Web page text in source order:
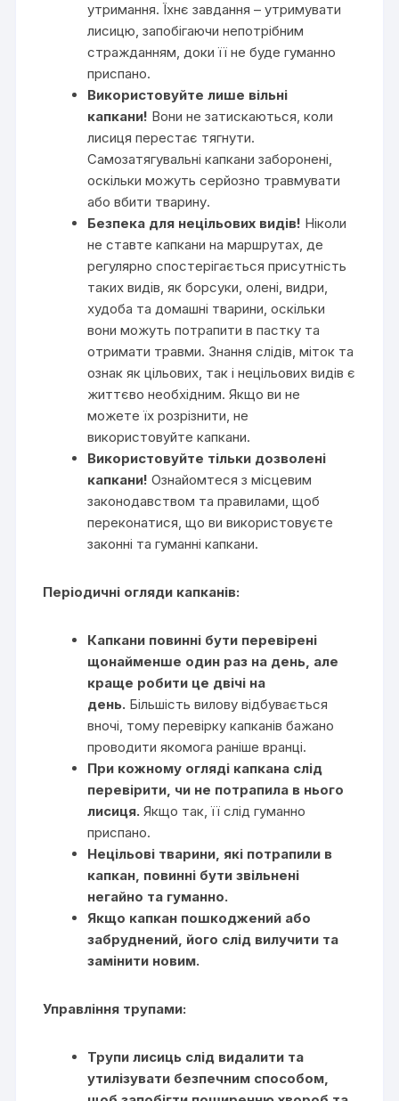
утримання. Їхнє завдання – утримувати
лисицю, запобігаючи непотрібним
стражданням, доки її не буде гуманно
приспано.
Використовуйте лише вільні
капкани! Вони не затискаються, коли
лисиця перестає тягнути.
Самозатягувальні капкани заборонені,
оскільки можуть серйозно травмувати
або вбити тварину.
Безпека для нецільових видів! Ніколи
не ставте капкани на маршрутах, де
регулярно спостерігається присутність
таких видів, як борсуки, олені, видри,
худоба та домашні тварини, оскільки
вони можуть потрапити в пастку та
отримати травми. Знання слідів, міток та
ознак як цільових, так і нецільових видів є
життєво необхідним. Якщо ви не
можете їх розрізнити, не
використовуйте капкани.
Використовуйте тільки дозволені
капкани! Ознайомтеся з місцевим
законодавством та правилами, щоб
переконатися, що ви використовуєте
законні та гуманні капкани.
Періодичні огляди капканів:
Капкани повинні бути перевірені
щонайменше один раз на день, але
краще робити це двічі на
день. Більшість вилову відбувається
вночі, тому перевірку капканів бажано
проводити якомога раніше вранці.
При кожному огляді капкана слід
перевірити, чи не потрапила в нього
лисиця. Якщо так, її слід гуманно
приспано.
Нецільові тварини, які потрапили в
капкан, повинні бути звільнені
негайно та гуманно.
Якщо капкан пошкоджений або
забруднений, його слід вилучити та
замінити новим.
Управління трупами:
Трупи лисиць слід видалити та
утилізувати безпечним способом,